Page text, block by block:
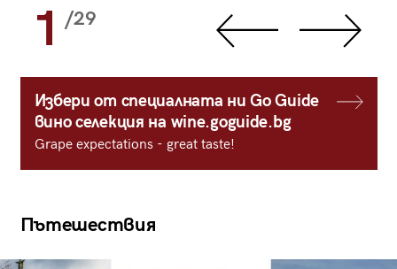
1 /29
Избери от специалната ни Go Guide
вино селекция на wine.goguide.bg
Grape expectations - great taste!
Пътешествия